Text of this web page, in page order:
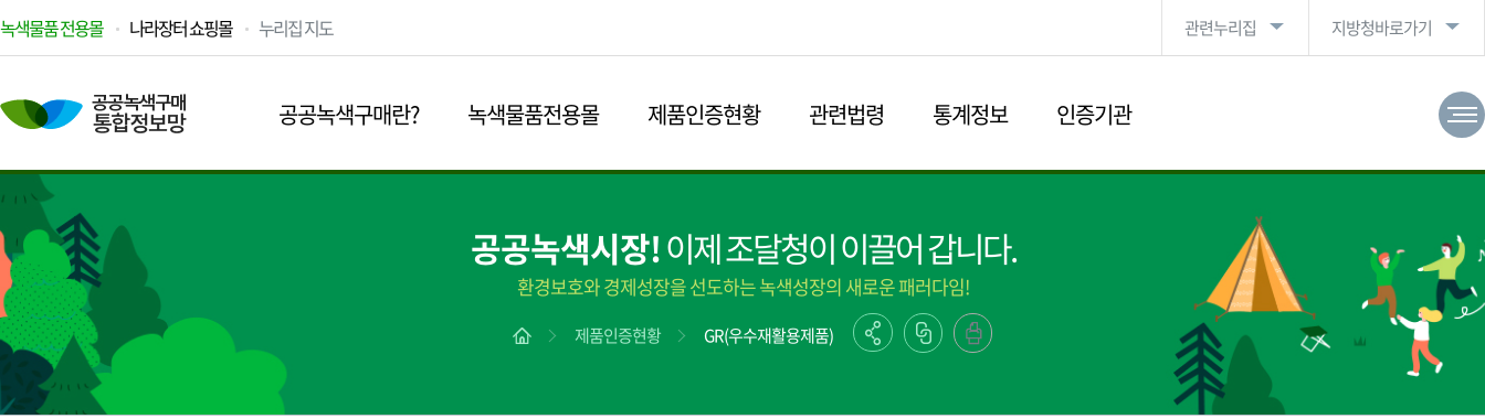
녹색물품 전용몰 나라장터 쇼핑몰 누리집 지도 관련누리집 지방청바로가기
공공녹색구매란? 녹색물품전용몰 제품인증현황 관련법령 통계정보 인증기관
공공녹색시장!이제 조달청이 이끌어 갑니다.
환경보호와 경제성장을 선도하는 녹색성장의 새로운 패러다임!
제품인증현황 GR(우수재활용제품)